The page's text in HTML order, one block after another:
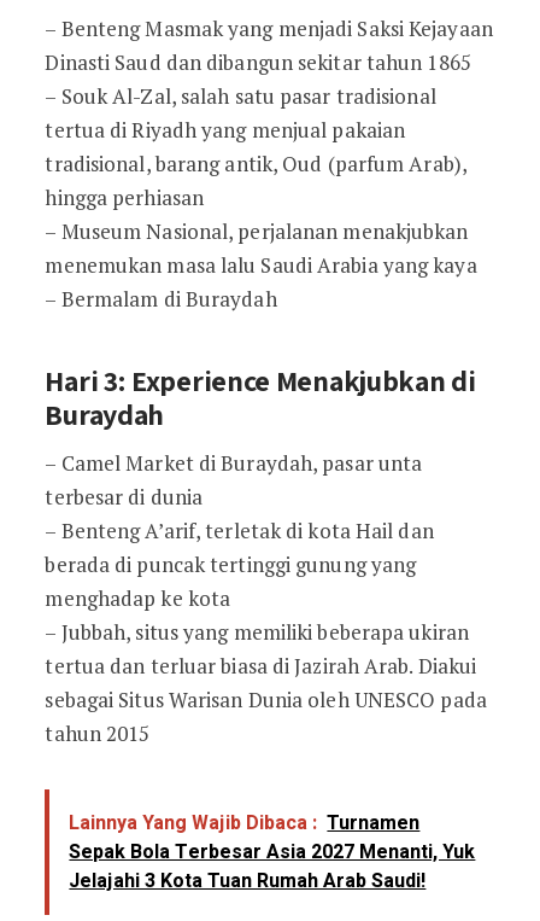
– Benteng Masmak yang menjadi Saksi Kejayaan
Dinasti Saud dan dibangun sekitar tahun 1865
– Souk Al-Zal, salah satu pasar tradisional
tertua di Riyadh yang menjual pakaian
tradisional, barang antik, Oud (parfum Arab),
hingga perhiasan
– Museum Nasional, perjalanan menakjubkan
menemukan masa lalu Saudi Arabia yang kaya
– Bermalam di Buraydah
Hari 3: Experience Menakjubkan di
Buraydah
– Camel Market di Buraydah, pasar unta
terbesar di dunia
– Benteng A’arif, terletak di kota Hail dan
berada di puncak tertinggi gunung yang
menghadap ke kota
– Jubbah, situs yang memiliki beberapa ukiran
tertua dan terluar biasa di Jazirah Arab. Diakui
sebagai Situs Warisan Dunia oleh UNESCO pada
tahun 2015
Lainnya Yang Wajib Dibaca : Turnamen
Sepak Bola Terbesar Asia 2027 Menanti, Yuk
Jelajahi 3 Kota Tuan Rumah Arab Saudi!